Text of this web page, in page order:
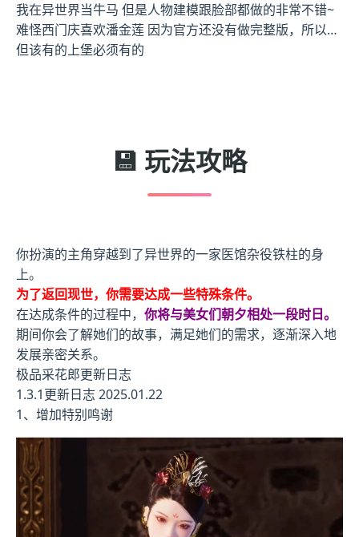
我在异世界当牛马 但是人物建模跟脸部都做的非常不错~
难怪西门庆喜欢潘金莲 因为官方还没有做完整版，所以…
但该有的上堡必须有的
💾 玩法攻略
你扮演的主角穿越到了异世界的一家医馆杂役铁柱的身
上。
为了返回现世，你需要达成一些特殊条件。
在达成条件的过程中， 你将与美女们朝夕相处一段时日。
期间你会了解她们的故事，满足她们的需求，逐渐深入地
发展亲密关系。
极品采花郎更新日志
1.3.1更新日志 2025.01.22
1、增加特别鸣谢